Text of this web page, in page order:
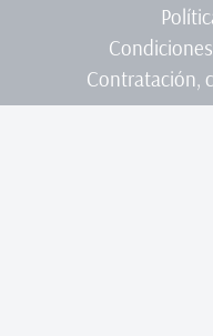
Contratación,